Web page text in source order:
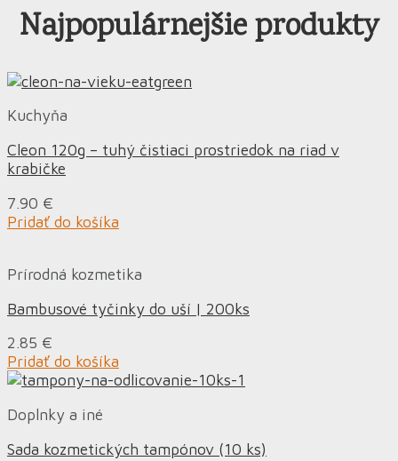
Najpopulárnejšie produkty
Kuchyňa
Cleon 120g – tuhý čistiaci prostriedok na riad v
krabičke
7.90 €
Pridať do košíka
Prírodná kozmetika
Bambusové tyčinky do uší | 200ks
2.85 €
Pridať do košíka
Doplnky a iné
Sada kozmetických tampónov (10 ks)